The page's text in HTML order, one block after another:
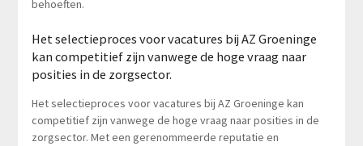
behoeften.
Het selectieproces voor vacatures bij AZ Groeninge
kan competitief zijn vanwege de hoge vraag naar
posities in de zorgsector.
Het selectieproces voor vacatures bij AZ Groeninge kan
competitief zijn vanwege de hoge vraag naar posities in de
zorgsector. Met een gerenommeerde reputatie en